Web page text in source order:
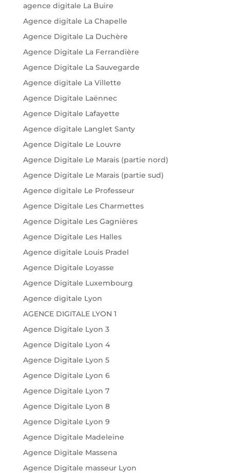
agence digitale La Buire
Agence digitale La Chapelle
Agence Digitale La Duchère
Agence Digitale La Ferrandière
Agence Digitale La Sauvegarde
Agence digitale La Villette
Agence Digitale Laënnec
Agence Digitale Lafayette
Agence digitale Langlet Santy
Agence Digitale Le Louvre
Agence Digitale Le Marais (partie nord)
Agence Digitale Le Marais (partie sud)
Agence digitale Le Professeur
Agence Digitale Les Charmettes
Agence Digitale Les Gagnières
Agence Digitale Les Halles
Agence digitale Louis Pradel
Agence Digitale Loyasse
Agence Digitale Luxembourg
Agence digitale Lyon
AGENCE DIGITALE LYON 1
Agence Digitale Lyon 3
Agence Digitale Lyon 4
Agence Digitale Lyon 5
Agence Digitale Lyon 6
Agence Digitale Lyon 7
Agence Digitale Lyon 8
Agence Digitale Lyon 9
Agence Digitale Madeleine
Agence Digitale Massena
Agence Digitale masseur Lyon